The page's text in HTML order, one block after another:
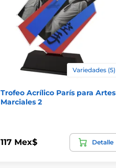
Variedades (5)
Trofeo Acrílico París para Artes
Marciales 2
117 Mex$ Detalle